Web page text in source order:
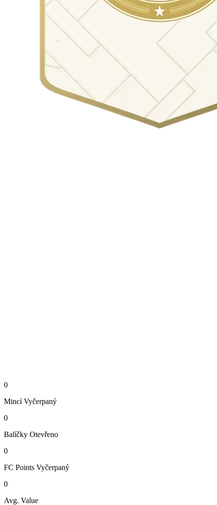
0
Mincí Vyčerpaný
0
Balíčky Otevřeno
0
FC Points Vyčerpaný
0
Avg. Value